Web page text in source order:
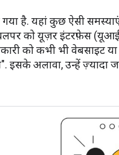
है. यहां कुछ ऐसी
को यूज़र इंटरफ़ेस
को कभी भी वेबसाइट
इसके अलावा, उन्हें